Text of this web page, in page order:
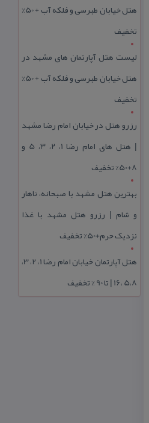
هتل خیابان طبرسی و فلکه آب + 50%
تخفیف
لیست هتل آپارتمان های مشهد در
هتل خیابان طبرسی و فلکه آب + 50%
تخفیف
رزرو هتل در خیابان امام رضا مشهد
| هتل‌ های امام رضا 1، 2، 3، 5 و
8+50% تخفیف
بهترین هتل مشهد با صبحانه، ناهار
و شام | رزرو هتل مشهد با غذا
نزدیک حرم+50% تخفیف
هتل آپارتمان خیابان امام رضا 1، 2، 3،
5،8 ،16 | تا 90 % تخفیف